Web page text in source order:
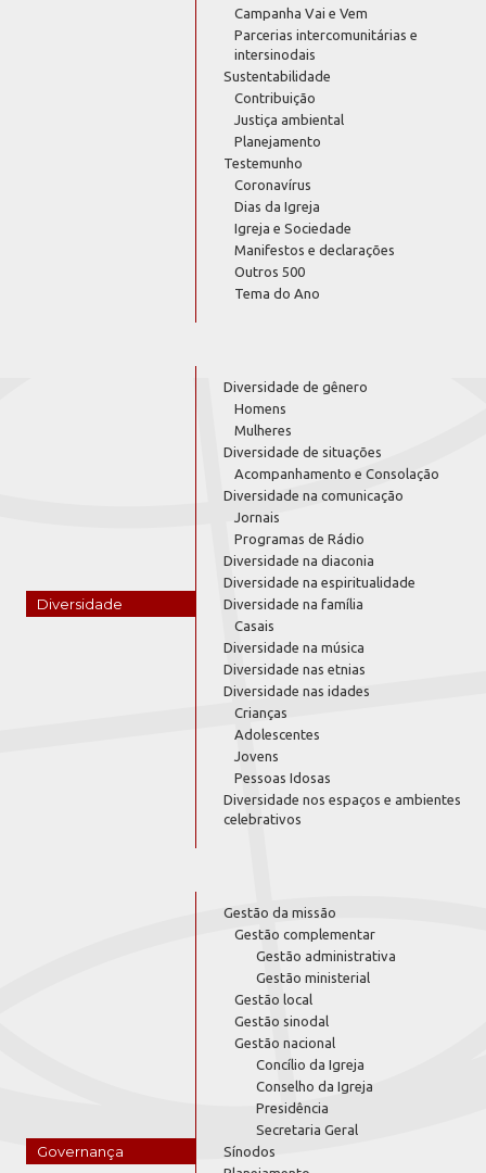
Campanha Vai e Vem
Parcerias intercomunitárias e
intersinodais
Sustentabilidade
Contribuição
Justiça ambiental
Planejamento
Testemunho
Coronavírus
Dias da Igreja
Igreja e Sociedade
Manifestos e declarações
Outros 500
Tema do Ano
Diversidade
Diversidade de gênero
Homens
Mulheres
Diversidade de situações
Acompanhamento e Consolação
Diversidade na comunicação
Jornais
Programas de Rádio
Diversidade na diaconia
Diversidade na espiritualidade
Diversidade na família
Casais
Diversidade na música
Diversidade nas etnias
Diversidade nas idades
Crianças
Adolescentes
Jovens
Pessoas Idosas
Diversidade nos espaços e ambientes
celebrativos
Governança
Gestão da missão
Gestão complementar
Gestão administrativa
Gestão ministerial
Gestão local
Gestão sinodal
Gestão nacional
Concílio da Igreja
Conselho da Igreja
Presidência
Secretaria Geral
Sínodos